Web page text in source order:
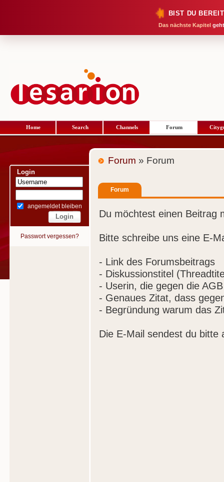
BIST DU
Das nächste Kapitel
Home Search Channels Forum
Login
angemeldet bleiben
Passwort vergessen?
Forum » Forum
Forum
Du möchtest einen Beitrag
Bitte schreibe uns eine E-
- Link des Forumsbeitrags
- Diskussionstitel
- Userin, die gegen die
- Genaues Zitat, dass
- Begründung warum das
Die E-Mail sendest du bitte